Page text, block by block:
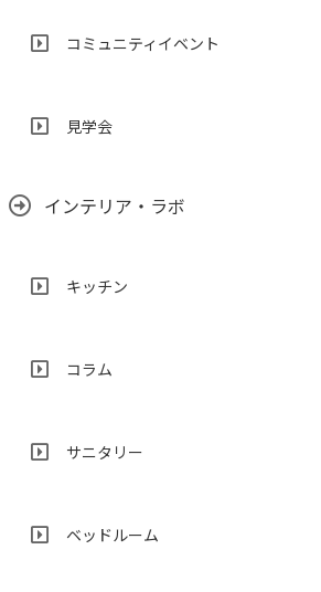
コミュニティイベント
見学会
インテリア・ラボ
キッチン
コラム
サニタリー
ベッドルーム